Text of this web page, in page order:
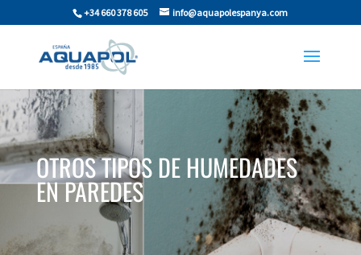
+34 660 378 605 info@aquapolespanya.com
OTROS TIPOS DE HUMEDADES
EN PAREDES